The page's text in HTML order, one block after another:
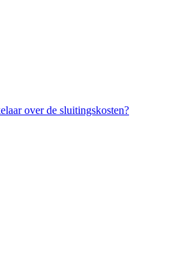
over de sluitingskosten?